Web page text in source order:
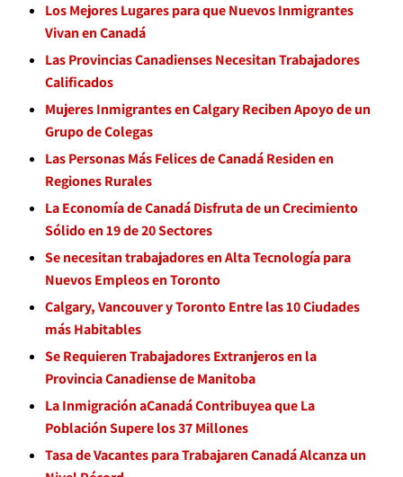
Los Mejores Lugares para que Nuevos Inmigrantes
Vivan en Canadá
Las Provincias Canadienses Necesitan Trabajadores
Calificados
Mujeres Inmigrantes en Calgary Reciben Apoyo de un
Grupo de Colegas
Las Personas Más Felices de Canadá Residen en
Regiones Rurales
La Economía de Canadá Disfruta de un Crecimiento
Sólido en 19 de 20 Sectores
Se necesitan trabajadores en Alta Tecnología para
Nuevos Empleos en Toronto
Calgary, Vancouver y Toronto Entre las 10 Ciudades
más Habitables
Se Requieren Trabajadores Extranjeros en la
Provincia Canadiense de Manitoba
La Inmigración aCanadá Contribuyea que La
Población Supere los 37 Millones
Tasa de Vacantes para Trabajaren Canadá Alcanza un